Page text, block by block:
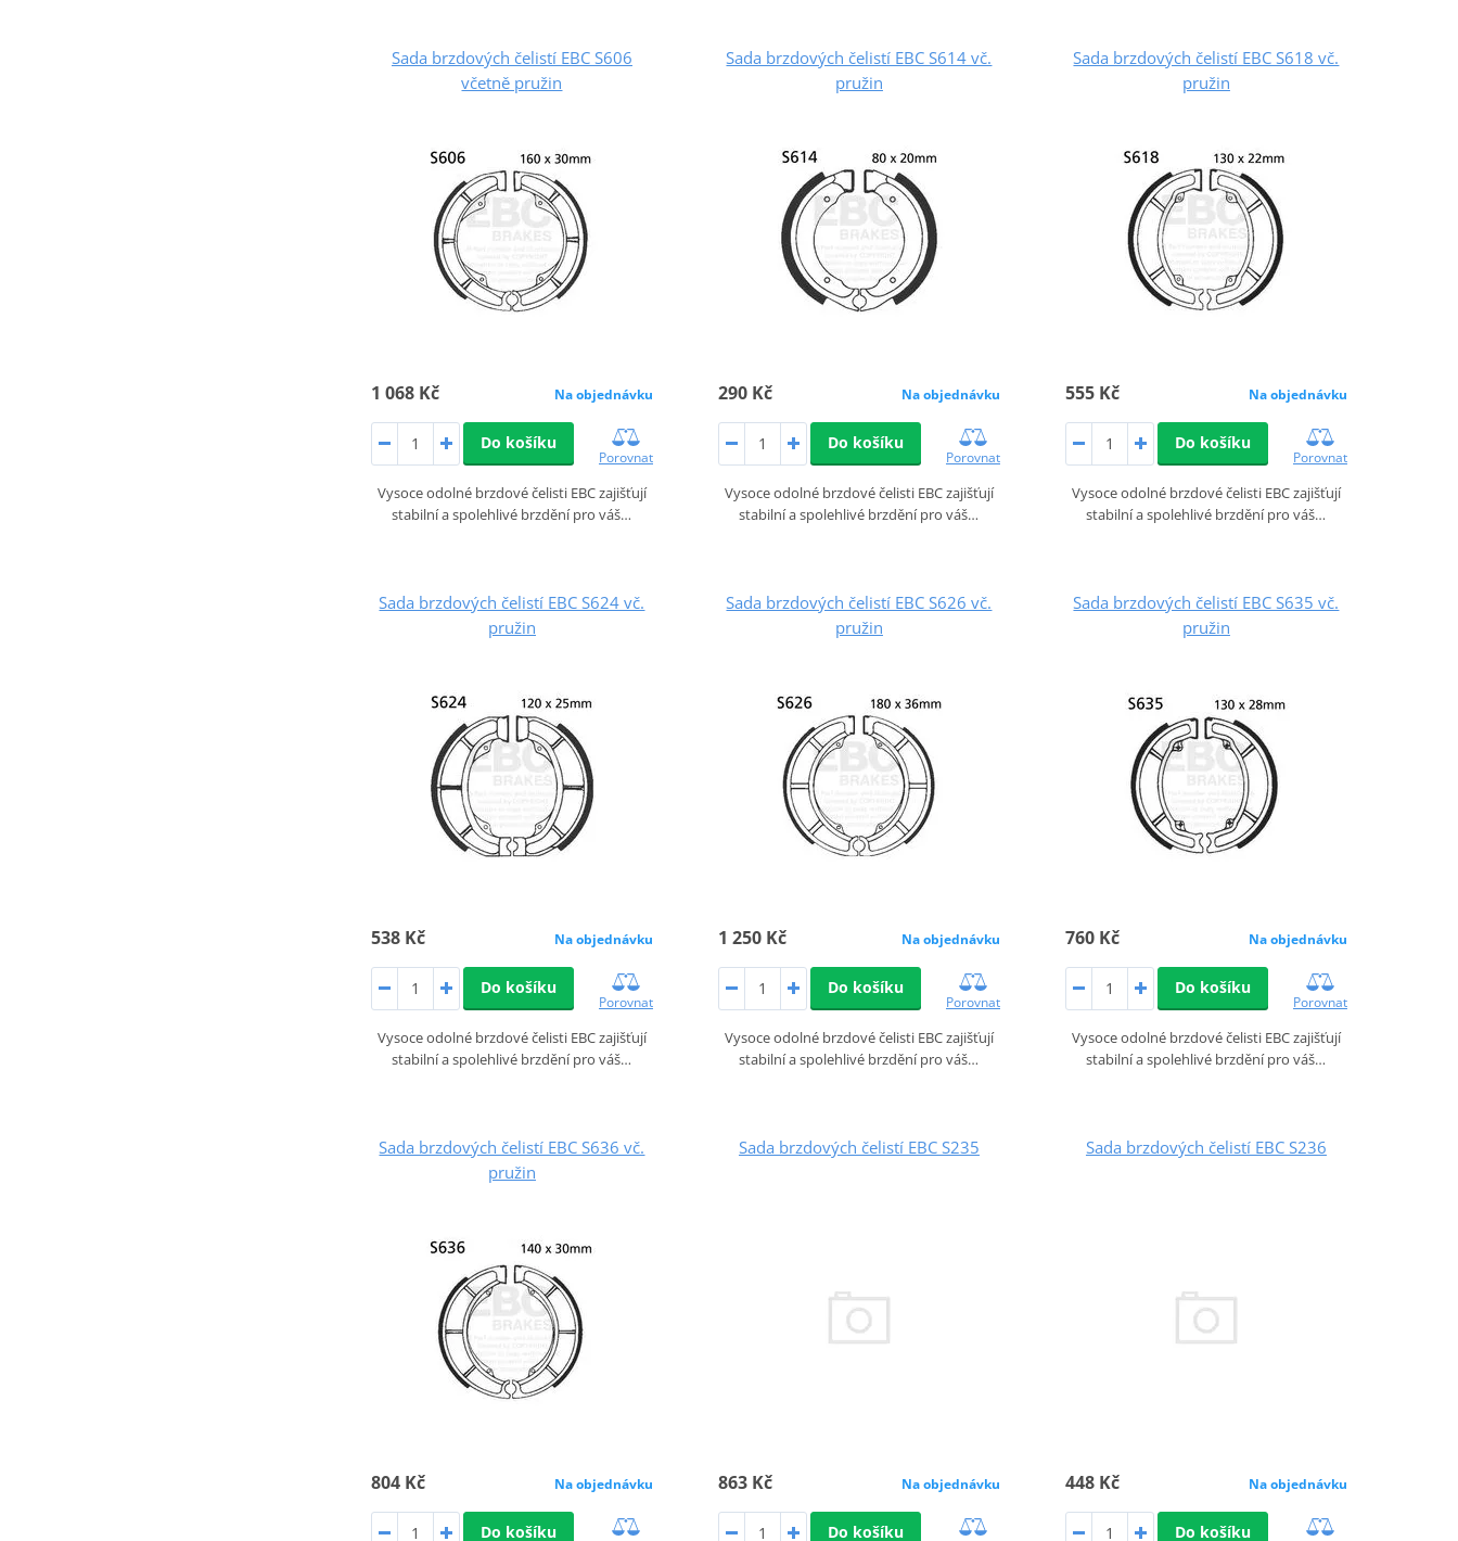
Sada brzdových čelistí EBC S606
včetně pružin
1 068 Kč Na objednávku
Do košíku
Porovnat
Vysoce odolné brzdové čelisti EBC zajišťují
stabilní a spolehlivé brzdění pro váš…
Sada brzdových čelistí EBC S614 vč.
pružin
290 Kč Na objednávku
Do košíku
Porovnat
Vysoce odolné brzdové čelisti EBC zajišťují
stabilní a spolehlivé brzdění pro váš…
Sada brzdových čelistí EBC S618 vč.
pružin
555 Kč Na objednávku
Do košíku
Porovnat
Vysoce odolné brzdové čelisti EBC zajišťují
stabilní a spolehlivé brzdění pro váš…
Sada brzdových čelistí EBC S624 vč.
pružin
538 Kč Na objednávku
Do košíku
Porovnat
Vysoce odolné brzdové čelisti EBC zajišťují
stabilní a spolehlivé brzdění pro váš…
Sada brzdových čelistí EBC S626 vč.
pružin
1 250 Kč Na objednávku
Do košíku
Porovnat
Vysoce odolné brzdové čelisti EBC zajišťují
stabilní a spolehlivé brzdění pro váš…
Sada brzdových čelistí EBC S635 vč.
pružin
760 Kč Na objednávku
Do košíku
Porovnat
Vysoce odolné brzdové čelisti EBC zajišťují
stabilní a spolehlivé brzdění pro váš…
Sada brzdových čelistí EBC S636 vč.
pružin
804 Kč Na objednávku
Do košíku
Sada brzdových čelistí EBC S235
863 Kč Na objednávku
Do košíku
Sada brzdových čelistí EBC S236
448 Kč Na objednávku
Do košíku